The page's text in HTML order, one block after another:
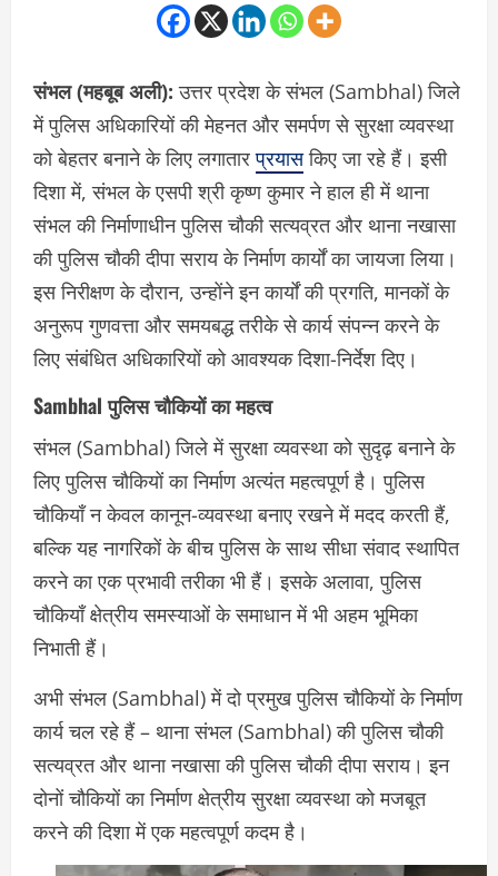
संभल (महबूब अली):उत्तर प्रदेश के संभल (Sambhal) जिले
में पुलिस अधिकारियों की मेहनत और समर्पण से सुरक्षा व्यवस्था
को बेहतर बनाने के लिए लगातारप्रयासकिए जा रहे हैं। इसी
दिशा में, संभल के एसपी श्री कृष्ण कुमार ने हाल ही में थाना
संभल की निर्माणाधीन पुलिस चौकी सत्यव्रत और थाना नखासा
की पुलिस चौकी दीपा सराय के निर्माण कार्यों का जायजा लिया।
इस निरीक्षण के दौरान, उन्होंने इन कार्यों की प्रगति, मानकों के
अनुरूप गुणवत्ता और समयबद्ध तरीके से कार्य संपन्न करने के
लिए संबंधित अधिकारियों को आवश्यक दिशा-निर्देश दिए।
Sambhal पुलिस चौकियों का महत्व
संभल (Sambhal) जिले में सुरक्षा व्यवस्था को सुदृढ़ बनाने के
लिए पुलिस चौकियों का निर्माण अत्यंत महत्वपूर्ण है। पुलिस
चौकियाँ न केवल कानून-व्यवस्था बनाए रखने में मदद करती हैं,
बल्कि यह नागरिकों के बीच पुलिस के साथ सीधा संवाद स्थापित
करने का एक प्रभावी तरीका भी हैं। इसके अलावा, पुलिस
चौकियाँ क्षेत्रीय समस्याओं के समाधान में भी अहम भूमिका
निभाती हैं।
अभी संभल (Sambhal) में दो प्रमुख पुलिस चौकियों के निर्माण
कार्य चल रहे हैं – थाना संभल (Sambhal) की पुलिस चौकी
सत्यव्रत और थाना नखासा की पुलिस चौकी दीपा सराय। इन
दोनों चौकियों का निर्माण क्षेत्रीय सुरक्षा व्यवस्था को मजबूत
करने की दिशा में एक महत्वपूर्ण कदम है।